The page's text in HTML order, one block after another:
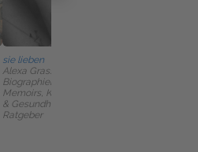
sie lieben
Alexa Grassmann
Biographien &
Memoirs, Körper, Geist
& Gesundheit,
Ratgeber